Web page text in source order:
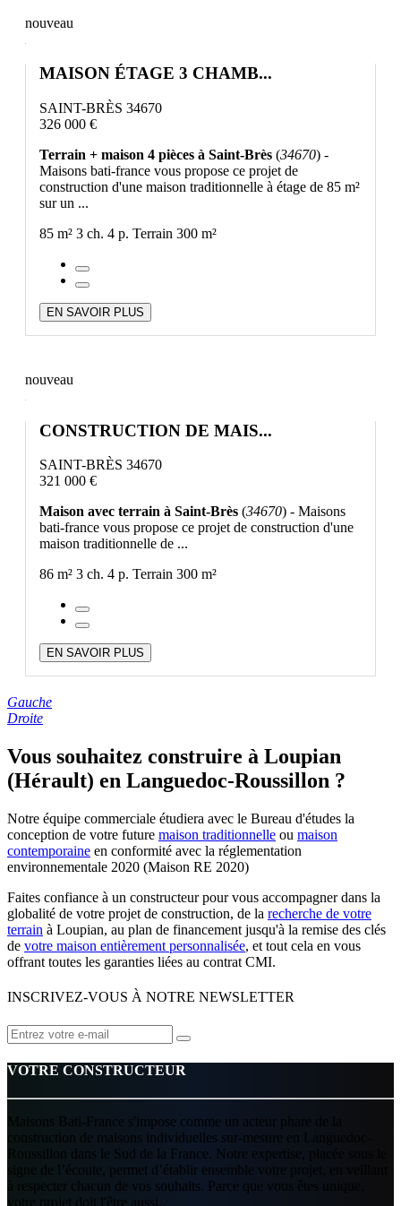
nouveau
MAISON ÉTAGE 3 CHAMB...
SAINT-BRÈS 34670
326 000 €
Terrain + maison 4 pièces à Saint-Brès (34670) -
Maisons bati-france vous propose ce projet de
construction d'une maison traditionnelle à étage de 85 m²
sur un ...
85 m² 3 ch. 4 p. Terrain 300 m²
EN SAVOIR PLUS
nouveau
CONSTRUCTION DE MAIS...
SAINT-BRÈS 34670
321 000 €
Maison avec terrain à Saint-Brès (34670) - Maisons
bati-france vous propose ce projet de construction d'une
maison traditionnelle de ...
86 m² 3 ch. 4 p. Terrain 300 m²
EN SAVOIR PLUS
Gauche
Droite
Vous souhaitez construire à Loupian
(Hérault) en Languedoc-Roussillon ?
Notre équipe commerciale étudiera avec le Bureau d'études la
conception de votre future maison traditionnelle ou maison
contemporaine en conformité avec la réglementation
environnementale 2020 (Maison RE 2020)
Faites confiance à un constructeur pour vous accompagner dans la
globalité de votre projet de construction, de la recherche de votre
terrain à Loupian, au plan de financement jusqu'à la remise des clés
de votre maison entièrement personnalisée, et tout cela en vous
offrant toutes les garanties liées au contrat CMI.
INSCRIVEZ-VOUS À NOTRE NEWSLETTER
VOTRE CONSTRUCTEUR
Maisons Bati-France s'impose comme un acteur phare de la
construction de maisons individuelles sur-mesure en Languedoc-
Roussillon dans le Sud de la France. Notre expertise, placée sous le
signe de l’écoute, permet d’établir ensemble votre projet, en veillant
à respecter chacun de vos souhaits. Parce que vous êtes unique,
votre projet doit l'être aussi.